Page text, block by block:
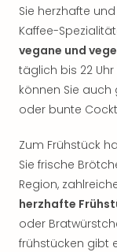
Sie herzhafte
Kaffee-
vegane und
täglich bis 22
können Sie
oder bunte
Zum Frühstück
Sie frische
Region,
herzhafte
oder
frühstücken gibt